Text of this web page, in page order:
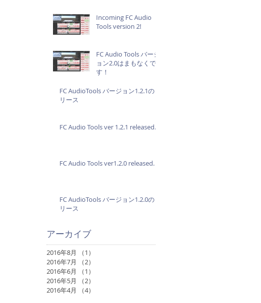
Incoming FC Audio
Tools version 2!
FC Audio Tools バージ
ョン2.0はまもなくで
す！
FC AudioTools バージョン1.2.1のリ
リース
FC Audio Tools ver 1.2.1 released.
FC Audio Tools ver1.2.0 released.
FC AudioTools バージョン1.2.0のリ
リース
アーカイブ
2016年8月 （1）
2016年7月
（2）
2016年6月
（1）
2016年5月
（2）
2016年4月
（4）